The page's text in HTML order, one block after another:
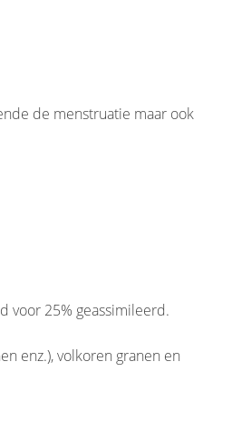
de menstruatie maar ook
voor 25% geassimileerd.
enz.), volkoren granen en